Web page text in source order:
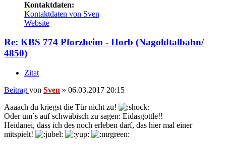
Kontaktdaten:
Kontaktdaten von Sven
Website
Re: KBS 774 Pforzheim - Horb (Nagoldtalbahn/
4850)
Zitat
Beitrag von Sven » 06.03.2017 20:15
Aaaach du kriegst die Tür nicht zu!
Oder um´s auf schwäbisch zu sagen: Eidasgottle!!
Heidanei, dass ich des noch erleben darf, das hier mal einer
mitspielt!